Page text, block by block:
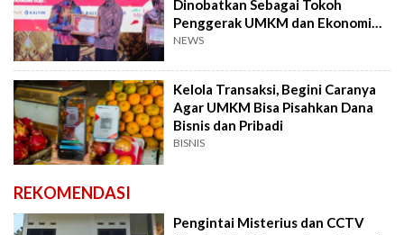
Dinobatkan Sebagai Tokoh
Penggerak UMKM dan Ekonomi
Kreatif
NEWS
Kelola Transaksi, Begini Caranya
Agar UMKM Bisa Pisahkan Dana
Bisnis dan Pribadi
BISNIS
REKOMENDASI
Pengintai Misterius dan CCTV